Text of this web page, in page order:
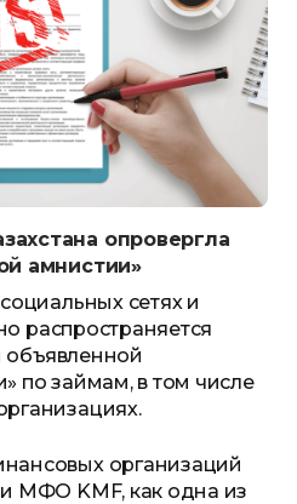
опровергла
амнистии»
сетях и
распространяется
объявленной
по займам, в том числе
организаций
МФО KMF, как одна из